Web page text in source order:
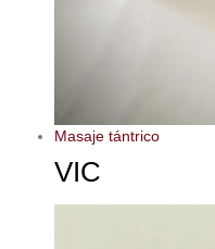
Masaje tántrico
VIC